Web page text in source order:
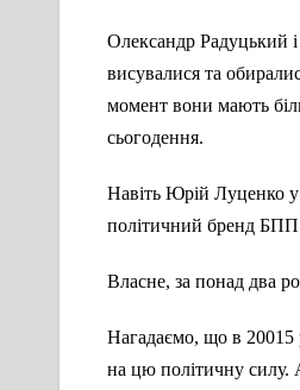
Олександр Радуцький і
висувалися та
момент вони мають
сьогодення.
Навіть Юрій Луценко у
політичний бренд БПП
Власне, за понад два
Нагадаємо, що в 20015
на цю політичну силу.